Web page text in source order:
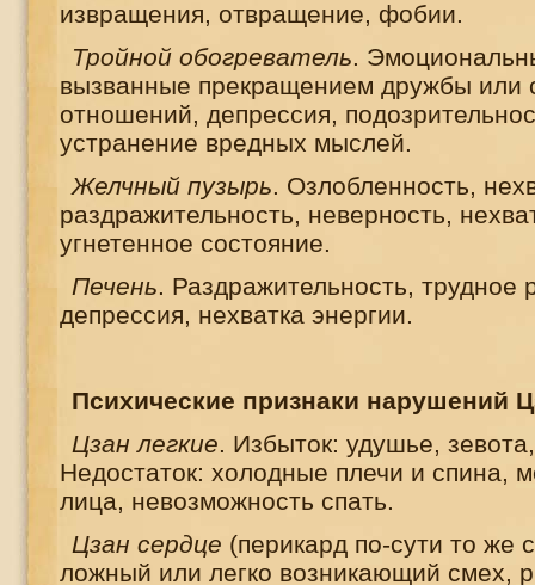
извращения, отвращение, фобии.
Тройной обогреватель.
вызванные прекращением дружбы или
отношений, депрессия,
устранение вредных мыслей.
Желчный пузырь. Озлобленность,
раздражительность, неверность,
угнетенное состояние.
Печень. Раздражительность, трудное
депрессия, нехватка энергии.
Психические признаки нарушений
Цзан легкие. Избыток: удушье,
Недостаток: холодные плечи и спина,
лица, невозможность спать.
Цзан сердце (перикард по-сути то же
ложный или легко возникающий смех,